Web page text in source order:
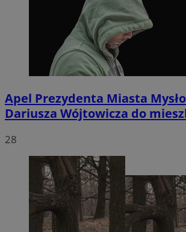
Apel Prezydenta Miasta
Dariusza Wójtowicza do
28